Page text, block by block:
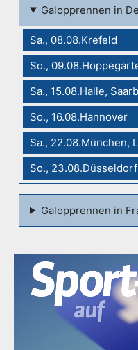
Galopprennen in
Sa., 08.08.Krefeld
So.,
Sa., 15.08.Halle,
So., 16.08.Hannover
Sa., 22.08.München,
So., 23.08.Düsseldorf
Galopprennen in